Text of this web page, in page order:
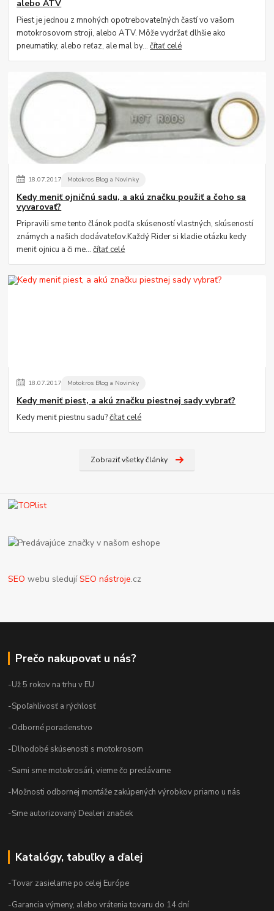
alebo ATV
Piest je jednou z mnohých opotrebovateľných častí vo vašom
motokrosovom stroji, alebo ATV. Môže vydržať dlhšie ako
pneumatiky, alebo reťaz, ale mal by...čítať celé
18.07.2017 Motokros Blog a Novinky
Kedy meniť ojničnú sadu, a akú značku použiť a čoho sa
vyvarovať?
Pripravili sme tento článok podľa skúseností vlastných, skúseností
známych a našich dodávateľov.Každý Rider si kladie otázku kedy
meniť ojnicu a či me...čítať celé
18.07.2017 Motokros Blog a Novinky
Kedy meniť piest, a akú značku piestnej sady vybrať?
Kedy meniť piestnu sadu?čítať celé
Zobraziť všetky články
SEO webu sledujíSEO nástroje.cz
Prečo nakupovať u nás?
-Už 5 rokov na trhu v EU
-Spoľahlivosť a rýchlosť
-Odborné poradenstvo
-Dlhodobé skúsenosti s motokrosom
-Sami sme motokrosári, vieme čo predávame
-Možnosti odbornej montáže zakúpených výrobkov priamo u nás
-Sme autorizovaný Dealeri značiek
Katalógy, tabuľky a ďalej
-Tovar zasielame po celej Európe
-Garancia výmeny, alebo vrátenia tovaru do 14 dní